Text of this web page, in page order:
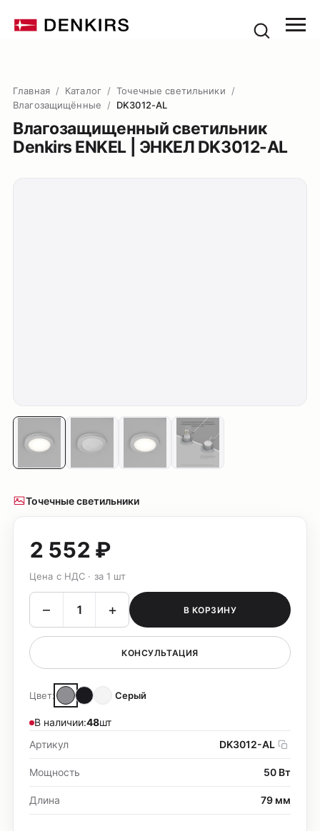
Главная / Каталог / Точечные светильники
/
Влагозащищённые
/ DK3012-AL
Влагозащищенный светильник
Denkirs ENKEL | ЭНКЕЛ DK3012-AL
Точечные светильники
2 552 ₽
Цена с НДС · за 1 шт
– + В КОРЗИНУ
КОНСУЛЬТАЦИЯ
Цвет: Серый
В наличии:48шт
Артикул
DK3012-AL
Мощность 50 Вт
Длина 79 мм